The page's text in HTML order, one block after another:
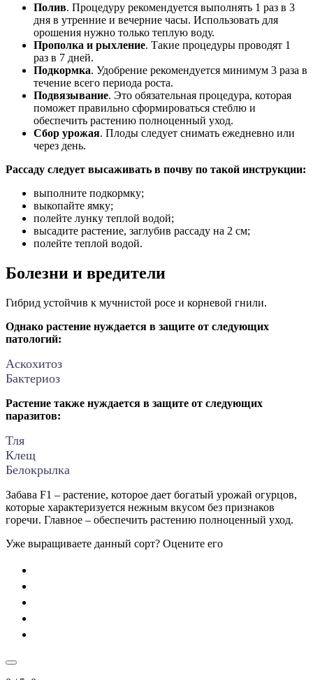
Полив. Процедуру рекомендуется выполнять 1 раз в 3
дня в утренние и вечерние часы. Использовать для
орошения нужно только теплую воду.
Прополка и рыхление. Такие процедуры проводят 1
раз в 7 дней.
Подкормка. Удобрение рекомендуется минимум 3 раза в
течение всего периода роста.
Подвязывание. Это обязательная процедура, которая
поможет правильно сформироваться стеблю и
обеспечить растению полноценный уход.
Сбор урожая. Плоды следует снимать ежедневно или
через день.
Рассаду следует высаживать в почву по такой инструкции:
выполните подкормку;
выкопайте ямку;
полейте лунку теплой водой;
высадите растение, заглубив рассаду на 2 см;
полейте теплой водой.
Болезни и вредители
Гибрид устойчив к мучнистой росе и корневой гнили.
Однако растение нуждается в защите от следующих
патологий:
Аскохитоз
Бактериоз
Растение также нуждается в защите от следующих
паразитов:
Тля
Клещ
Белокрылка
Забава F1 – растение, которое дает богатый урожай огурцов,
которые характеризуется нежным вкусом без признаков
горечи. Главное – обеспечить растению полноценный уход.
Уже выращиваете данный сорт? Оцените его